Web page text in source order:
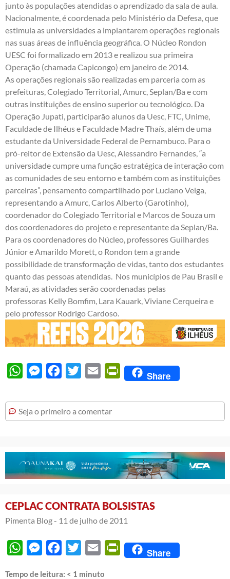
junto às populações atendidas o aprendizado da sala de aula.
Nacionalmente, é coordenada pelo Ministério da Defesa, que
estimula as universidades a implantarem operações regionais
nas suas áreas de influência geográfica. O Núcleo Rondon
UESC foi formalizado em 2013 e realizou sua primeira
Operação (chamada Capicongo) em janeiro de 2014.
As operações regionais são realizadas em parceria com as
prefeituras, Colegiado Territorial, Amurc, Seplan/Ba e com
outras instituições de ensino superior ou tecnológico. Da
Operação Jupati, participarão alunos da Uesc, FTC, Unime,
Faculdade de Ilhéus e Faculdade Madre Thaís, além de uma
estudante da Universidade Federal de Pernambuco. Para o
pró-reitor de Extensão da Uesc, Alessandro Fernandes, “a
universidade cumpre uma função estratégica de interação com
as comunidades de seu entorno e também com as instituições
parceiras”, pensamento compartilhado por Luciano Veiga,
representando a Amurc, Carlos Alberto (Garotinho),
coordenador do Colegiado Territorial e Marcos de Souza um
dos coordenadores do projeto e representante da Seplan/Ba.
Para os coordenadores do Núcleo, professores Guilhardes
Júnior e Amarildo Morett, o Rondon tem a grande
possibilidade de transformação de vidas, tanto dos estudantes
quanto das pessoas atendidas. Nos municípios de Pau Brasil e
Maraú, as atividades serão coordenadas pelas
professoras Kelly Bomfim, Lara Kauark, Viviane Cerqueira e
pelo professor Rodrigo Cardoso.
WhatsAppMessengerFacebook
Twitter Email PrintFriendly
Share
Seja o primeiro a comentar
CEPLAC CONTRATA BOLSISTAS
Pimenta Blog - 11 de julho de 2011
WhatsAppMessengerFacebook
Twitter Email PrintFriendly
Share
Tempo de leitura: < 1 minuto